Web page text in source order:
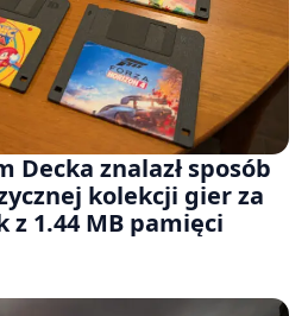
Decka znalazł sposób
kolekcji gier za
1.44 MB pamięci